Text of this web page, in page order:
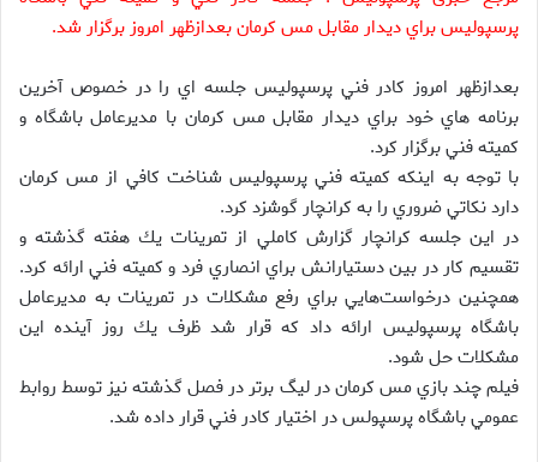
پرسپوليس براي ديدار مقابل مس كرمان بعدازظهر امروز برگزار شد.
بعدازظهر امروز كادر فني پرسپوليس جلسه اي را در خصوص آخرين
برنامه هاي خود براي ديدار مقابل مس كرمان با مديرعامل باشگاه و
كميته فني برگزار كرد.
با توجه به اينكه كميته فني پرسپوليس شناخت كافي از مس كرمان
دارد نكاتي ضروري را به كرانچار گوشزد كرد.
در اين جلسه كرانچار گزارش كاملي از تمرينات يك هفته گذشته و
تقسيم كار در بين دستيارانش براي انصاري فرد و كميته فني ارائه كرد.
همچنين درخواست‌هايي براي رفع مشكلات در تمرينات به مديرعامل
باشگاه پرسپوليس ارائه داد كه قرار شد ظرف يك روز آينده اين
مشكلات حل شود.
فيلم چند بازي مس كرمان در ليگ برتر در فصل گذشته نيز توسط روابط
عمومي باشگاه پرسپولس در اختيار كادر فني قرار داده شد.